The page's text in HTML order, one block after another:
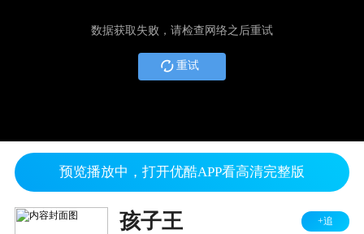
数据获取失败，请检查网络之后重试
重试
预览播放中，打开优酷APP看高清完整版
孩子王 +追